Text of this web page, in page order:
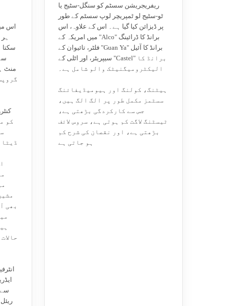
سکتا
کو
ڈیٹا
بھی
سے
ریفریجریشن سسٹم کو سنگل-سٹیج یا
ٹو-سٹیج لو ٹمپریچر لوپ سسٹم کے طور
پر ڈیزائن کیا گیا ہے۔ اس کے علاوہ، اس
میں امریکہ کے "Alco" برانڈ کا ڈرائینگ
فلٹر، تائیوان کے "Guan Ya" برانڈ کا آئیل
سیپریٹر، اور اٹلی کے "Castel" برانڈ کا
الیکٹرومیگنیٹک والو شامل ہے۔
ہیٹنگ، کولنگ اور ہیومیڈیفائنگ
سسٹمز مکمل طور پر الگ الگ ہیں،
جس سے کارکردگی بڑھتی ہے،
ٹیسٹنگ لاگت کم ہوتی ہے، سروس لائف
بڑھتی ہے، اور نقصان کی شرح کم
ہو جاتی ہے